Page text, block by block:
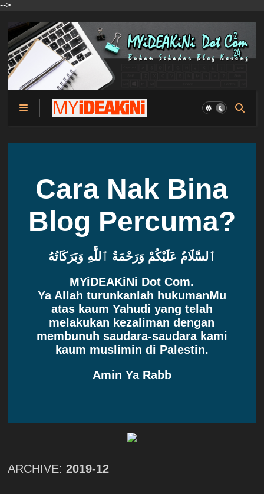
-->
Cara Nak Bina
Blog Percuma?
ٱلسَّلَامُ عَلَيْكُمْ وَرَحْمَةُ ٱللَّٰهِ وَبَرَكَاتُهُ
MYiDEAKiNi Dot Com.
Ya Allah turunkanlah hukumanMu
atas kaum Yahudi yang telah
melakukan kezaliman dengan
membunuh saudara-saudara kami
kaum muslimin di Palestin.
Amin Ya Rabb
ARCHIVE:2019-12